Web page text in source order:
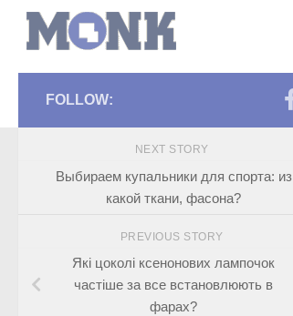
FOLLOW:
NEXT STORY
Выбираем купальники для спорта: из
какой ткани, фасона?
PREVIOUS STORY
Які цоколі ксенонових лампочок
частіше за все встановлюють в
фарах?